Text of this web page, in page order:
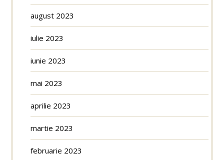
august 2023
iulie 2023
iunie 2023
mai 2023
aprilie 2023
martie 2023
februarie 2023